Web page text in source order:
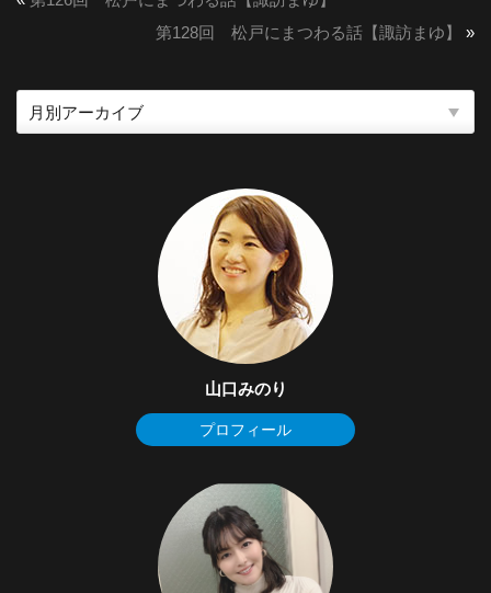
第128回 松戸にまつわる話【諏訪まゆ】
»
山口みのり
プロフィール